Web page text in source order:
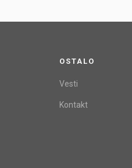
OSTALO
Vesti
Kontakt